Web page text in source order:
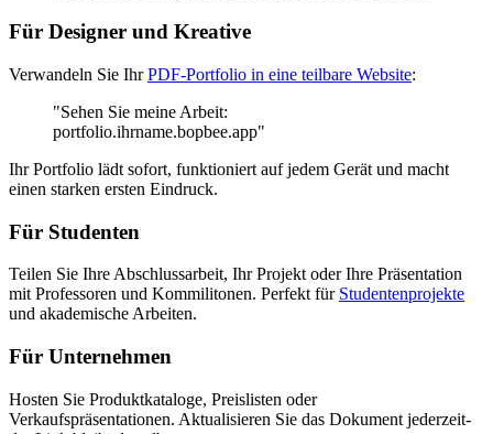
Für Designer und Kreative
Verwandeln Sie IhrPDF-Portfolio in eine teilbare Website:
"Sehen Sie meine Arbeit:
portfolio.ihrname.bopbee.app"
Ihr Portfolio lädt sofort, funktioniert auf jedem Gerät und macht
einen starken ersten Eindruck.
Für Studenten
Teilen Sie Ihre Abschlussarbeit, Ihr Projekt oder Ihre Präsentation
mit Professoren und Kommilitonen. Perfekt für Studentenprojekte
und akademische Arbeiten.
Für Unternehmen
Hosten Sie Produktkataloge, Preislisten oder
Verkaufspräsentationen. Aktualisieren Sie das Dokument jederzeit-